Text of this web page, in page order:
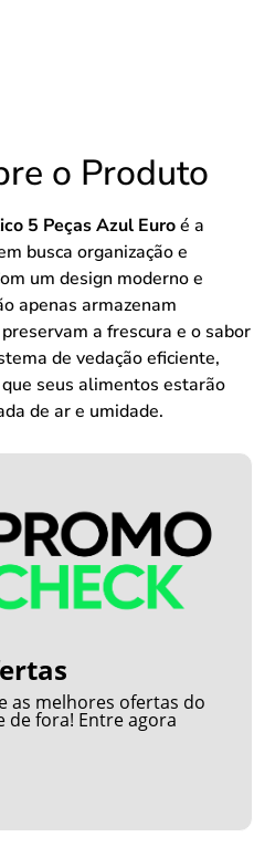
o Produto
5 Peças Azul Euroé a
busca organização e
um design moderno e
apenas armazenam
a frescura e o sabor
de vedação eficiente,
seus alimentos estarão
de ar e umidade.
as melhores ofertas do
de fora! Entre agora